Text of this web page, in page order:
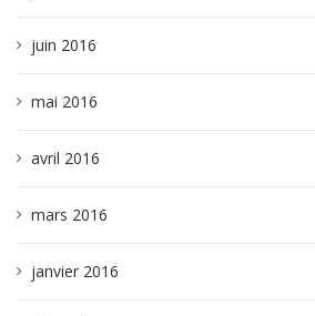
juin 2016
mai 2016
avril 2016
mars 2016
janvier 2016